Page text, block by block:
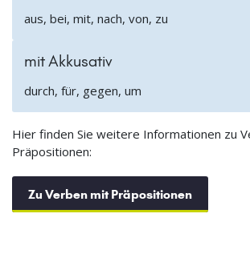
aus, bei, mit, nach, von, zu
mit Akkusativ
durch, für, gegen, um
Hier finden Sie weitere Informationen zu
Präpositionen:
Zu Verben mit Präpositionen